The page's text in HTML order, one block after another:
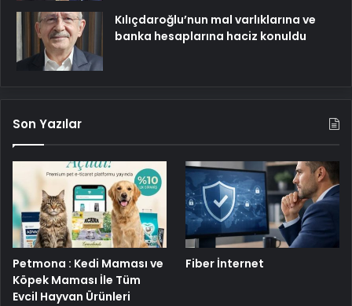
Kılıçdaroğlu’nun mal varlıklarına ve
banka hesaplarına haciz konuldu
Son Yazılar
Petmona : Kedi Maması ve
Köpek Maması İle Tüm
Evcil Hayvan Ürünleri
Fiber İnternet